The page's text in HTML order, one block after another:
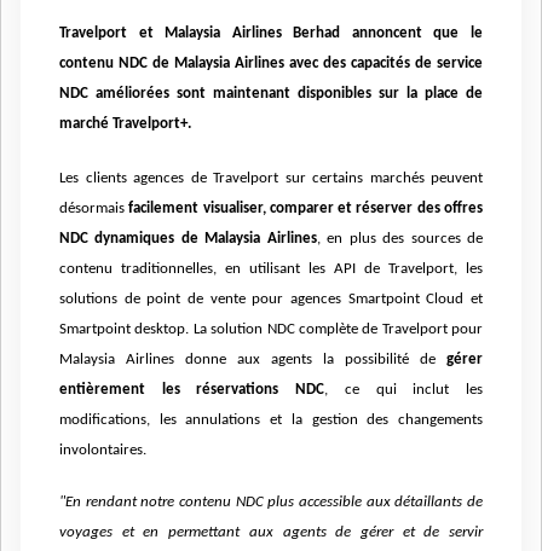
Travelport et Malaysia Airlines Berhad
annoncent que le
contenu NDC de Malaysia Airlines avec des capacités de service
NDC améliorées sont maintenant disponibles sur la place de
marché Travelport+.
Les clients agences de Travelport sur certains marchés peuvent
désormaisfacilement visualiser, comparer et réserver des offres
NDC dynamiques de Malaysia Airlines, en plus des sources de
contenu traditionnelles, en utilisant les API de Travelport, les
solutions de point de vente pour agences Smartpoint Cloud et
Smartpoint desktop. La solution NDC complète de Travelport pour
Malaysia Airlines donne aux agents la possibilité de gérer
entièrement les réservations NDC, ce qui inclut les
modifications, les annulations et la gestion des changements
involontaires.
"En rendant notre contenu NDC plus accessible aux détaillants de
voyages et en permettant aux agents de gérer et de servir